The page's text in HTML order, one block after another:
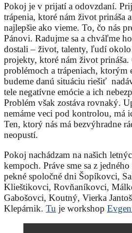
Pokoj je v prijatí a odovzdaní.
trápenia, ktoré nám život prináša
najlepšie ako vieme. To, čo nás
Pánovi. Radujme sa a chváľme
dostali – život, talenty, ľudí okolo
projekty, ktoré nám život
problémoch a trápeniach, ktorým
budeme danú situáciu riešiť
tele negatívne emócie a ich
Problém však zostáva rovnaký.
nemáme veci pod kontrolou, má
Ten, ktorý nás má bezvýhradne
neopustí.
Pokoj nachádzam na našich
kempoch. Práve sme sa z
pekné spoločné dni Šopíkovci,
Klieštikovci, Rovňaníkovci,
Gabošovci, Koutný, Vierka
Klepárnik. Tu je workshop